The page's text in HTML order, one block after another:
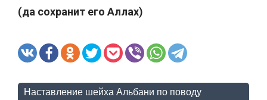
(да сохранит его Аллах)
Наставление шейха Альбани по поводу